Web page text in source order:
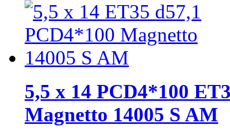
5,5 x 14 PCD4*100
Magnetto 14005 S AM